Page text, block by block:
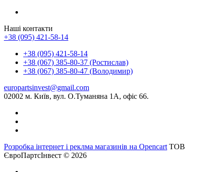
Наші контакти
+38 (095) 421-58-14
+38 (095) 421-58-14
+38 (067) 385-80-37 (Ростислав)
+38 (067) 385-80-47 (Володимир)
europartsinvest@gmail.com
02002 м. Київ, вул. О.Туманяна 1А, офіс 66.
Розробка інтернет і реклма магазинів на Opencart ТОВ
ЄвроПартсІнвест © 2026